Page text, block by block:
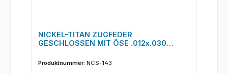
NICKEL-TITAN ZUGFEDER
GESCHLOSSEN MIT ÖSE .012x.030
Produktnummer: NCS-143